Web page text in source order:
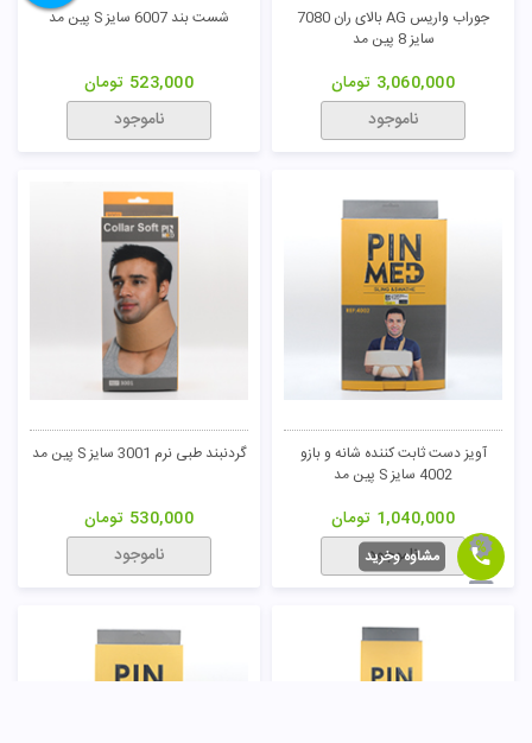
جوراب واریس AG بالای ران 7080
سایز 8 پین مد
3,060,000 تومان
ناموجود
شست بند 6007 سایز S پین مد
523,000 تومان
ناموجود
آویز دست ثابت کننده شانه و بازو
4002 سایز S پین مد
1,040,000 تومان
ناموجود
گردنبند طبی نرم 3001 سایز S پین مد
530,000 تومان
ناموجود
مشاوه وخرید